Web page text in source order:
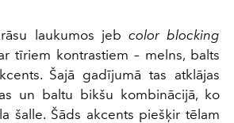
laukumos jeb color blocking
tīriem kontrastiem – melns, balts
Šajā gadījumā tas atklājas
un baltu bikšu kombinācijā, ko
šalle. Šāds akcents piešķir tēlam